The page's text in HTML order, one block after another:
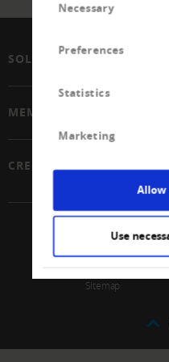
Selection
Necessary
Preferences
Statistics
Marketing
Allow
Use
SOLUTIONS
MEMBERSHIP
CREDITREFORM
© 2026
Impressum
Sitemap